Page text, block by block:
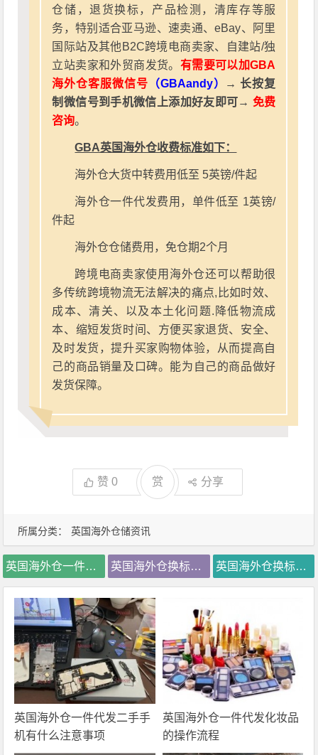
所属分类： 英国海外仓储资讯
仓储，退货换标，产品检测，清库存等服
务，特别适合亚马逊、速卖通、eBay、阿里
国际站及其他B2C跨境电商卖家、自建站/独
立站卖家和外贸商发货。 有需要可以加GBA
海外仓客服微信号 （GBAandy）
→ 长按复
制微信号到手机微信上添加好友即可→ 免费
咨询。
GBA英国海外仓收费标准如下：
海外仓大货中转费用低至 5英镑/件起
海外仓一件代发费用，单件低至 1英镑/
件起
海外仓仓储费用，免仓期2个月
跨境电商卖家使用海外仓还可以帮助很
多传统跨境物流无法解决的痛点,比如时效、
成本、清关、以及本土化问题.降低物流成
本、缩短发货时间、方便买家退货、安全、
及时发货，提升买家购物体验，从而提高自
己的商品销量及口碑。能为自己的商品做好
发货保障。
赞0 赏 分享
英国海外仓一件代发 英国海外仓换标价格 英国海外仓换标费用
英国海外仓一件代发二手手
机有什么注意事项
英国海外仓一件代发化妆品
的操作流程